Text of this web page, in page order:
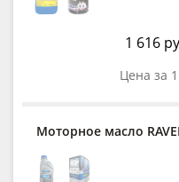
1 616
Цена за
Моторное масло